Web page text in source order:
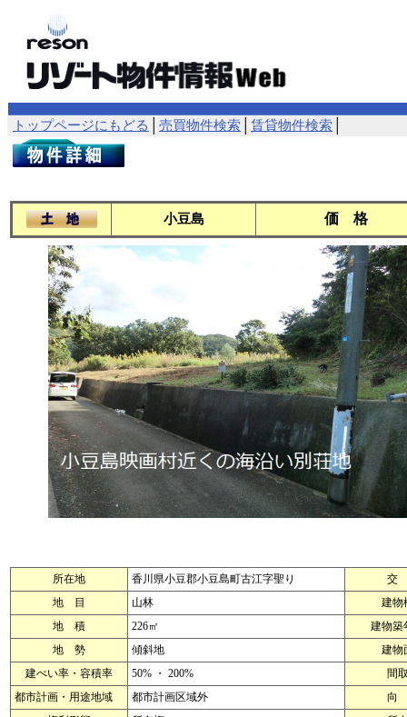
トップページにもどる 売買物件検索 賃貸物件検索
小豆島 価 格
所在地 香川県小豆郡小豆島町古江字聖り
交
地 目
山林
建物
地 積
226㎡
建物築
地 勢
傾斜地
建物
建ぺい率・容積率
50% ・ 200%
間
都市計画・用途地域
都市計画区域外
向